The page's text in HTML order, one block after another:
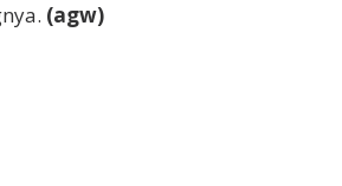
(agw)